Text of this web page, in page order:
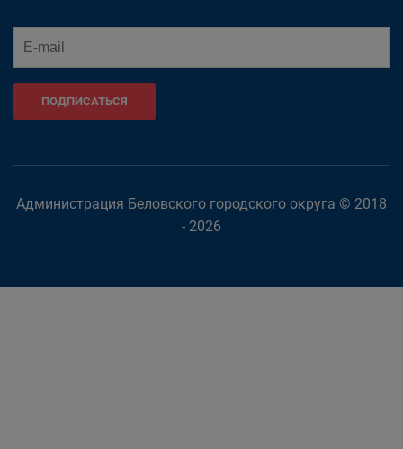
ПОДПИСАТЬСЯ
Администрация Беловского городского округа © 2018
- 2026